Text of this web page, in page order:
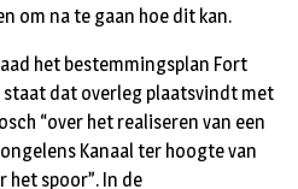
om na te gaan hoe dit kan.
het bestemmingsplan Fort
staat dat overleg plaatsvindt met
“over het realiseren van een
Kanaal ter hoogte van
het spoor”. In de